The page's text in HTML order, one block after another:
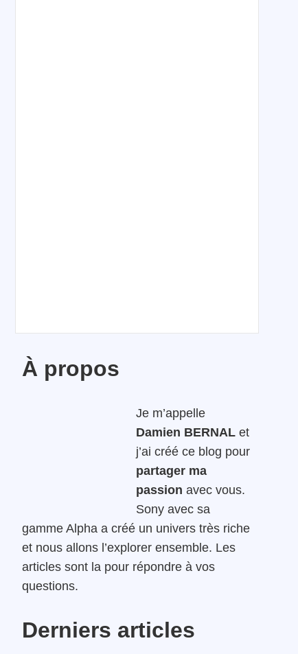
À propos
Je m’appelle
Damien BERNAL et
j’ai créé ce blog pour
partager ma
passion avec vous.
Sony avec sa
gamme Alpha a créé un univers très riche
et nous allons l’explorer ensemble. Les
articles sont la pour répondre à vos
questions.
Derniers articles